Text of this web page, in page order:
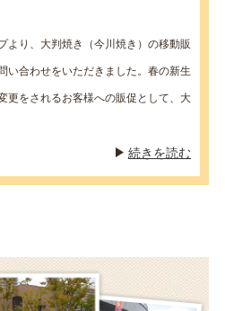
り、大判焼き（今川焼き）の移動販
い合わせをいただきました。春の新生
更をされるお客様への販促として、大
続きを読む